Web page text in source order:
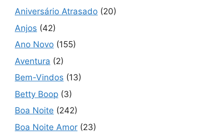
Aniversário Atrasado (20)
Anjos (42)
Ano Novo (155)
Aventura (2)
Bem-Vindos (13)
Betty Boop (3)
Boa Noite (242)
Boa Noite Amor (23)